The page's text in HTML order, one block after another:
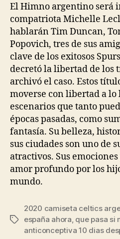
El Himno argentino será
compatriota Michelle
hablarán Tim Duncan,
Popovich, tres de sus
clave de los exitosos
decretó la libertad de los
archivó el caso. Estos
moverse con libertad a lo
escenarios que tanto
épocas pasadas, como
fantasía. Su belleza,
sus ciudades son uno de
atractivos. Sus
amor profundo por los
mundo.
Etiquetas
2020 camiseta celtics
españa ahora que pasa si
anticonceptiva 10 dias